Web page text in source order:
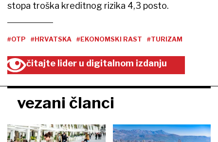
stopa troška kreditnog rizika 4,3 posto.
#OTP #HRVATSKA #EKONOMSKI RAST #TURIZAM
čitajte lider u digitalnom izdanju
vezani članci